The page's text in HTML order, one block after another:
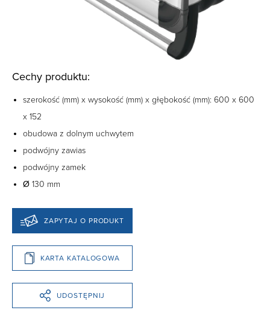
Cechy produktu:
szerokość (mm) x wysokość (mm) x głębokość (mm): 600 x 600
x 152
obudowa z dolnym uchwytem
podwójny zawias
podwójny zamek
Ø 130 mm
ZAPYTAJ O PRODUKT
KARTA KATALOGOWA
UDOSTĘPNIJ